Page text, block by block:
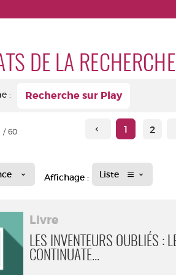
DE LA RECHERCHE
: Recherche sur Play
/ 60 1 2
Affichage : Liste
Livre
LES INVENTEURS OUBLIÉS :
CONTINUATE...